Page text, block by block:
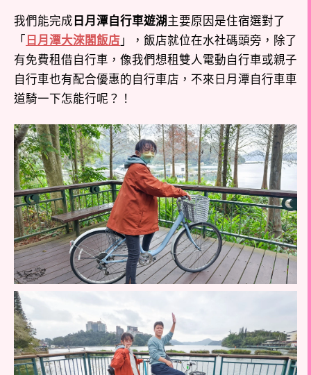
我們能完成日月潭自行車遊湖主要原因是住宿選對了
「日月潭大淶閣飯店」，飯店就位在水社碼頭旁，除了
有免費租借自行車，像我們想租雙人電動自行車或親子
自行車也有配合優惠的自行車店，不來日月潭自行車車
道騎一下怎能行呢？！